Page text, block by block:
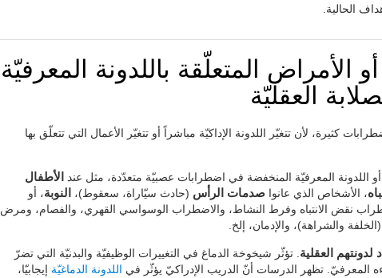
الحالية.
الأمراض المتعلّقة باللدونة المعرفيّة
العقليّة
كثيرة، لأن تتغيّر اللدونة الإداكيّة مباشراً أو تتغيّر الأعمال التي تتعلّق بها
أو اللدونة المعرفيّة المنخفضة في اضطرابات عصبيّة متعدّدة، مثل عند
الأطفال
، الأشخاص الذي عانوا صدمات الرأس (حادث سيّاراة، سعقوط)، النوبة، أو
نقض الانتباه وفرط النشاط، والاضطراب الوسواسي القهري، والفصام، ومرض
والشراهة)، والإدمان، إلخ.
لدونتهم العقلية . تؤثّر شيخوخة الدماغ في التغييرات الوظيفيّة والبدنيّة التي تضرّ
المعرفيّ. تظهر الدرسات أنّ الدريب الإدراكيّ يؤثّر في اللدونة الدماغيّة إيجابيّا،